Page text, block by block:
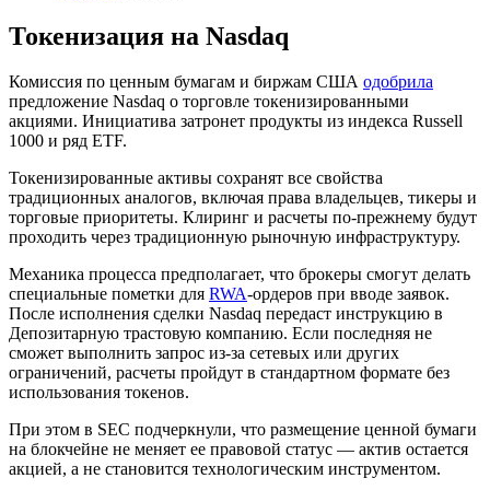
Токенизация на Nasdaq
Комиссия по ценным бумагам и биржам США одобрила
предложение Nasdaq о торговле токенизированными
акциями. Инициатива затронет продукты из индекса Russell
1000 и ряд ETF.
Токенизированные активы сохранят все свойства
традиционных аналогов, включая права владельцев, тикеры и
торговые приоритеты. Клиринг и расчеты по-прежнему будут
проходить через традиционную рыночную инфраструктуру.
Механика процесса предполагает, что брокеры смогут делать
специальные пометки для RWA-ордеров при вводе заявок.
После исполнения сделки Nasdaq передаст инструкцию в
Депозитарную трастовую компанию. Если последняя не
сможет выполнить запрос из-за сетевых или других
ограничений, расчеты пройдут в стандартном формате без
использования токенов.
При этом в SEC подчеркнули, что размещение ценной бумаги
на блокчейне не меняет ее правовой статус — актив остается
акцией, а не становится технологическим инструментом.